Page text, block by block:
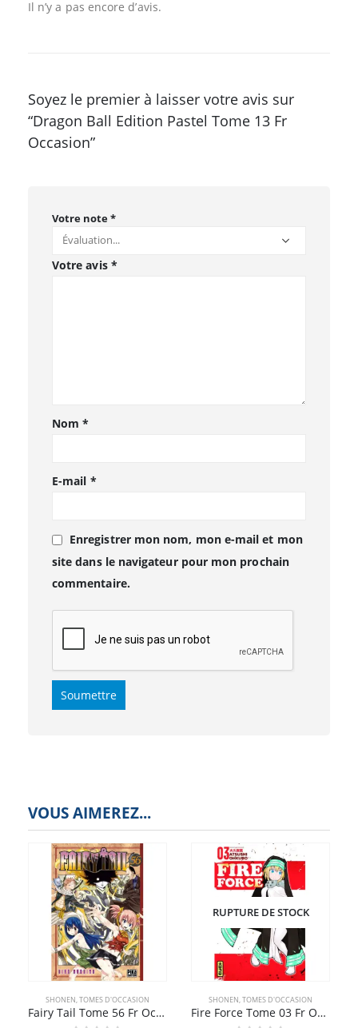
Il n’y a pas encore d’avis.
Soyez le premier à laisser votre avis sur
“Dragon Ball Edition Pastel Tome 13 Fr
Occasion”
Votre note*
Votre avis *
Nom*
E-mail *
Enregistrer mon nom, mon e-mail et mon
site dans le navigateur pour mon prochain
commentaire.
VOUS AIMEREZ...
SHONEN,TOMES D'OCCASION
Fairy Tail Tome 56 Fr Occasion
RUPTURE DE STOCK
SHONEN,TOMES D'OCCASION
Fire Force Tome 03 Fr Occasion